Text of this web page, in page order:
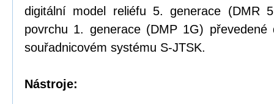
digitální model reliéfu 5. generace (DMR
povrchu 1. generace (DMP 1G)
souřadnicovém systému S-JTSK.
Nástroje: